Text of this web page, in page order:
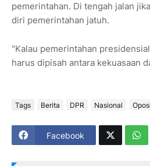
pemerintahan. Di tengah jalan
diri pemerintahan jatuh.
"Kalau pemerintahan
harus dipisah antara kekuasaan
Tags Berita DPR Nasional
Facebook